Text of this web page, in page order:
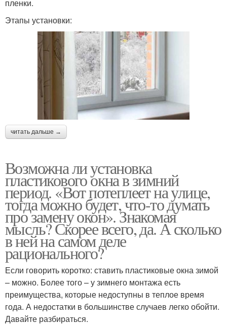
пленки.
Этапы установки:
читать дальше →
Возможна ли установка
пластикового окна в зимний
период. «Вот потеплеет на улице,
тогда можно будет, что-то думать
про замену окон». Знакомая
мысль? Скорее всего, да. А сколько
в ней на самом деле
рационального?
Если говорить коротко: ставить пластиковые окна зимой
– можно. Более того – у зимнего монтажа есть
преимущества, которые недоступны в теплое время
года. А недостатки в большинстве случаев легко обойти.
Давайте разбираться.